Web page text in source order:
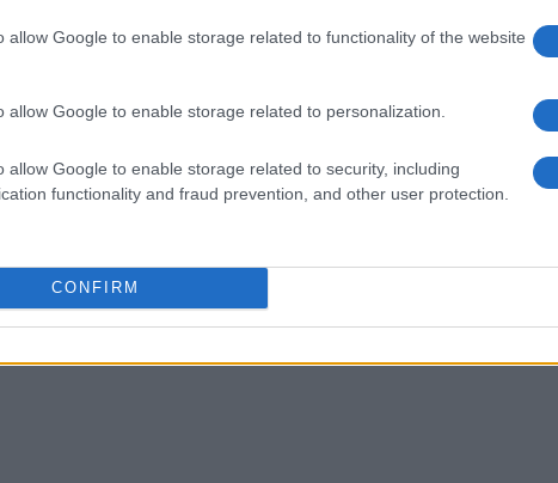
allow Google to enable storage related to functionality of the website
allow Google to enable storage related to personalization.
allow Google to enable storage related to security, including
functionality and fraud prevention, and other user protection.
CONFIRM
da Bruxelles in circa 33 minuti
si intrecciano in un’atmosfera unica.
fare una crociera sul fiume Dendre. Questa
una prospettiva diversa e di godere di
rendono una meta ideale per una gita di un